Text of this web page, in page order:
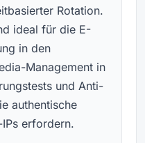
Rotation.
ideal für die E-
in den
Management in
und Anti-
authentische
erfordern.